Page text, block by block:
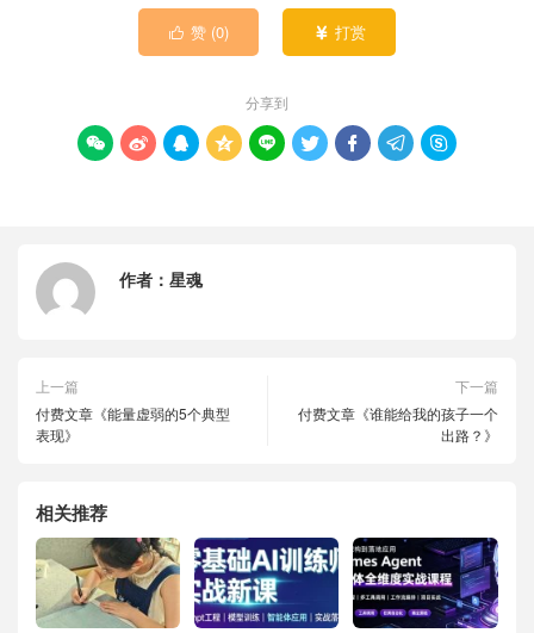
 赞 (0)  打赏
分享到
        
作者： 星魂
上一篇
付费文章《能量虚弱的5个典型
表现》
下一篇
付费文章《谁能给我的孩子一个
出路？》
相关推荐